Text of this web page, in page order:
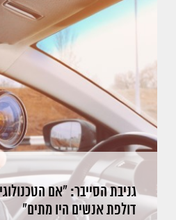
גניבת הסייבר: "אם
דולפת אנשים היו מתים"